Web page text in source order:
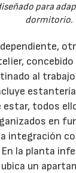
para
dormitorio.
al
estar, todos
en
integración
la planta
un